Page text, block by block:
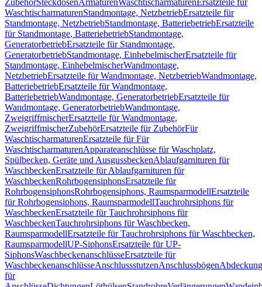
ZubehörSteckdosenArmaturenWaschtischarmaturen Ersatzteile für
WaschtischarmaturenStandmontage, NetzbetriebErsatzteile für
Standmontage, NetzbetriebStandmontage, BatteriebetriebErsatzteile
für Standmontage, BatteriebetriebStandmontage,
GeneratorbetriebErsatzteile für Standmontage,
GeneratorbetriebStandmontage, EinhebelmischerErsatzteile für
Standmontage, EinhebelmischerWandmontage,
NetzbetriebErsatzteile für Wandmontage, NetzbetriebWandmontage,
BatteriebetriebErsatzteile für Wandmontage,
BatteriebetriebWandmontage, GeneratorbetriebErsatzteile für
Wandmontage, GeneratorbetriebWandmontage,
ZweigriffmischerErsatzteile für Wandmontage,
ZweigriffmischerZubehörErsatzteile für ZubehörFür
WaschtischarmaturenErsatzteile für Für
WaschtischarmaturenApparateanschlüsse für Waschplatz,
Spülbecken, Geräte und AusgussbeckenAblaufgarnituren für
WaschbeckenErsatzteile für Ablaufgarnituren für
WaschbeckenRohrbogensiphonsErsatzteile für
RohrbogensiphonsRohrbogensiphons, RaumsparmodellErsatzteile
für Rohrbogensiphons, RaumsparmodellTauchrohrsiphons für
WaschbeckenErsatzteile für Tauchrohrsiphons für
WaschbeckenTauchrohrsiphons für Waschbecken,
RaumsparmodellErsatzteile für Tauchrohrsiphons für Waschbecken,
RaumsparmodellUP-SiphonsErsatzteile für UP-
SiphonsWaschbeckenanschlüsseErsatzteile für
WaschbeckenanschlüsseAnschlussstutzenAnschlussbögen
für